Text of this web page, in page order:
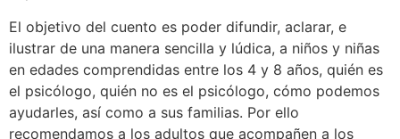
El objetivo del cuento es poder difundir, aclarar, e
ilustrar de una manera sencilla y lúdica, a niños y niñas
en edades comprendidas entre los 4 y 8 años, quién es
el psicólogo, quién no es el psicólogo, cómo podemos
ayudarles, así como a sus familias. Por ello
recomendamos a los adultos que acompañen a los